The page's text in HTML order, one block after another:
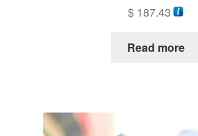
$ 187.43
Read more